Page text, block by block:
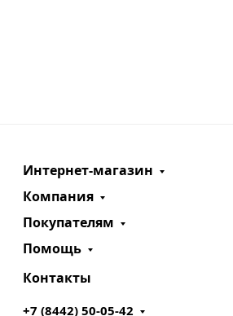
Интернет-магазин
Компания
Покупателям
Помощь
Контакты
+7 (8442) 50-05-42